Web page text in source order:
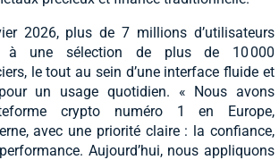
2026, plus de 7 millions d’utilisateurs
à une sélection de plus de 10 000
le tout au sein d’une interface fluide et
un usage quotidien. « Nous avons
crypto numéro 1 en Europe,
avec une priorité claire : la confiance,
Aujourd’hui, nous appliquons